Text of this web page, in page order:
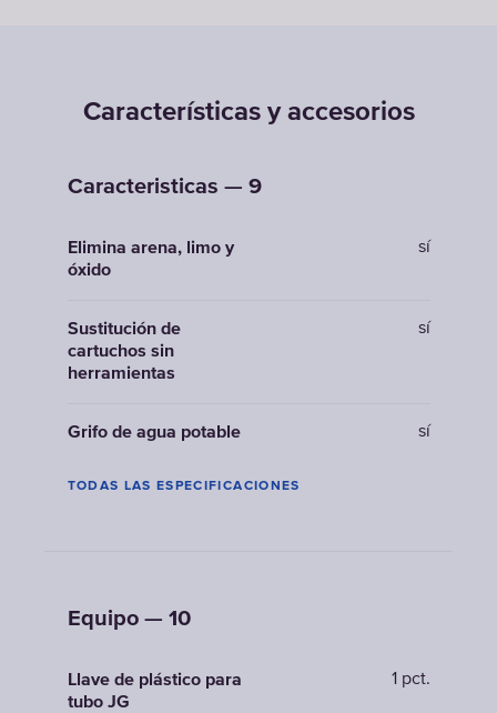
Características y accesorios
Caracteristicas — 9
Elimina arena, limo y
óxido
sí
Sustitución de
cartuchos sin
herramientas
sí
Grifo de agua potable sí
TODAS LAS ESPECIFICACIONES
Equipo — 10
Llave de plástico para
tubo JG
1 pct.